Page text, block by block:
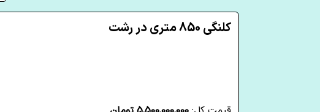
کلنگی 850 متری در رشت